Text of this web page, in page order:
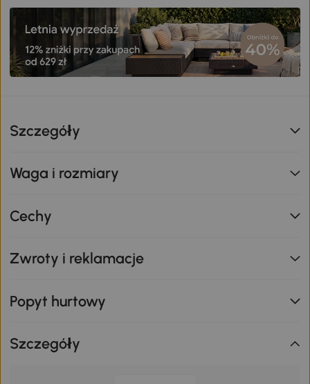
Szczegóły
Waga i rozmiary
Cechy
Zwroty i reklamacje
Popyt hurtowy
Szczegóły